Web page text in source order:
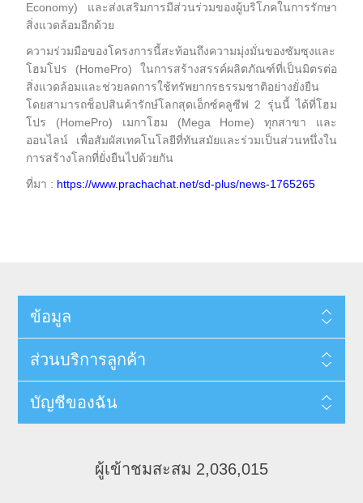
Economy) และส่งเสริมการมีส่วนร่วมของผู้บริโภคในการรักษา
สิ่งแวดล้อมอีกด้วย
ความร่วมมือของโครงการนี้สะท้อนถึงความมุ่งมั่นของซัมซุงและ
โฮมโปร (HomePro) ในการสร้างสรรค์ผลิตภัณฑ์ที่เป็นมิตรต่อ
สิ่งแวดล้อมและช่วยลดการใช้ทรัพยากรธรรมชาติอย่างยั่งยืน
โดยสามารถช็อปสินค้ารักษ์โลกสุดเอ็กซ์คลูซีฟ 2 รุ่นนี้ ได้ที่โฮม
โปร (HomePro) เมกาโฮม (Mega Home) ทุกสาขา และ
ออนไลน์ เพื่อสัมผัสเทคโนโลยีที่ทันสมัยและร่วมเป็นส่วนหนึ่งใน
การสร้างโลกที่ยั่งยืนไปด้วยกัน
ที่มา : https://www.prachachat.net/sd-plus/news-1765265
ข้อมูล
ส่วนบริการลูกค้า
บัญชีของฉัน
ผู้เข้าชมสะสม 2,036,015